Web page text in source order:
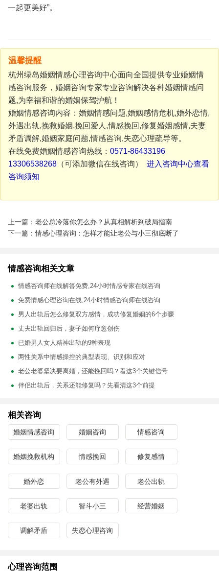
一起更美好”。
温馨提醒
杭州绿岛婚姻情感心理咨询中心面向全国提供专业婚姻情
感咨询服务，婚姻咨询专家专业咨询解决各种婚姻情感问
题,为幸福和谐的婚姻保驾护航！
婚姻情感咨询内容：婚姻情感问题,婚姻感情危机,婚外恋情,
外遇出轨,挽救婚姻,挽回爱人,情感挽回,修复婚姻感情,夫妻
矛盾调解,婚姻家庭问题,情感咨询,失恋心理疏导等。
在线免费婚姻情感咨询热线： 0571-86433196
13306538268（可添加微信在线咨询） 进入咨询中心查看
咨询须知
上一篇：老公总冷落你怎么办？从真相解析到破局指南
下一篇：情感心理咨询：怎样才能让老公与小三彻底断了
情感咨询相关文章
情感咨询师在线解答免费,24小时情感专家在线咨询
免费情感心理咨询在线,24小时情感咨询师在线咨询
男人出轨后怎么修复双方感情，成功修复婚姻的6个步骤
丈夫出轨回归后，妻子如何疗愈创伤
已婚男人女人精神出轨的9种表现
两性关系中情感操控的典型表现、识别和应对
老公老婆坚决要离婚，还能挽回吗？看这3个关键信号
伴侣出轨后，关系还能修复吗？先看清这3个前提
相关咨询
婚姻情感咨询 婚姻咨询 情感咨询
婚姻挽救机构 情感挽回 修复感情
婚外恋 老公有外遇 老公出轨
老婆出轨 智斗小三 经营婚姻
调解矛盾 失恋心理咨询
心理咨询范围